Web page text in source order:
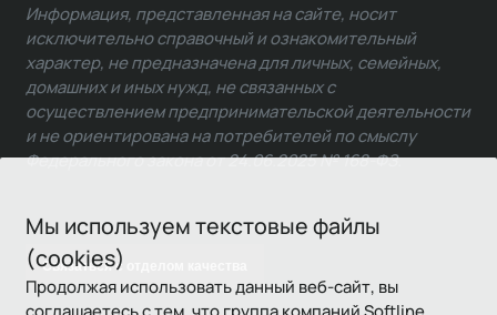
Мы используем текстовые файлы
(cookies)
Продолжая использовать данный веб-сайт, вы
соглашаетесь с тем, что группа компаний Softline
Связаться с отделом качества
Информация, представленная на сайте, носит
исключительно справочный и ознакомительный
характер, не предназначена для личных, семейных,
домашних и иных нужд, не связанных с
осуществлением предпринимательской деятельности
и не ориентирована на потребителей по смыслу
Федерального закона от 24.06.2025 № 168-ФЗ.